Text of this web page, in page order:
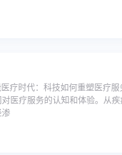
疗时代：科技如何重塑医疗
医疗服务的认知和体验。从